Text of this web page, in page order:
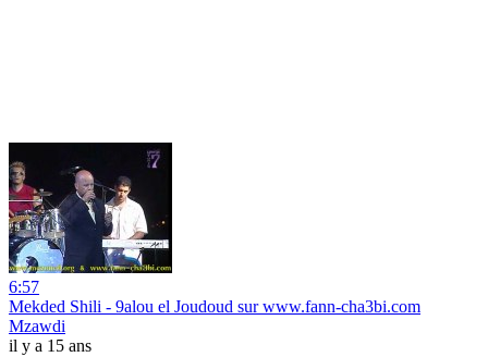
6:57
Mekded Shili - 9alou el Joudoud sur www.fann-cha3bi.com
Mzawdi
il y a 15 ans